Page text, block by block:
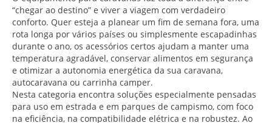
“chegar ao destino” e viver a viagem com verdadeiro
conforto. Quer esteja a planear um fim de semana fora, uma
rota longa por vários países ou simplesmente escapadinhas
durante o ano, os acessórios certos ajudam a manter uma
temperatura agradável, conservar alimentos em segurança
e otimizar a autonomia energética da sua caravana,
autocaravana ou carrinha camper.
Nesta categoria encontra soluções especialmente pensadas
para uso em estrada e em parques de campismo, com foco
na eficiência, na compatibilidade elétrica e na robustez. Ao